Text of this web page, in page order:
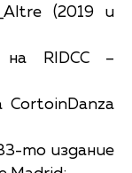
(2019 и
на RIDCC –
CortoinDanza
то издание